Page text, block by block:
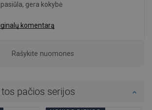
pasiūla, gera kokybė
komentarą
Rašykite nuomones
pačios serijos